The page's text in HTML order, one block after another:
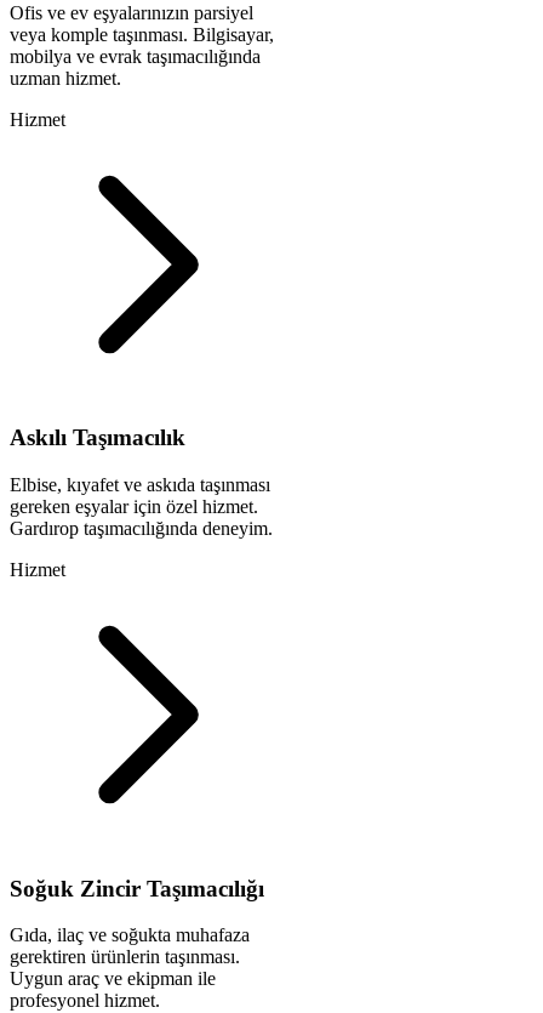
Ofis ve ev eşyalarınızın parsiyel
veya komple taşınması. Bilgisayar,
mobilya ve evrak taşımacılığında
uzman hizmet.
Hizmet
Askılı Taşımacılık
Elbise, kıyafet ve askıda taşınması
gereken eşyalar için özel hizmet.
Gardırop taşımacılığında deneyim.
Hizmet
Soğuk Zincir Taşımacılığı
Gıda, ilaç ve soğukta muhafaza
gerektiren ürünlerin taşınması.
Uygun araç ve ekipman ile
profesyonel hizmet.